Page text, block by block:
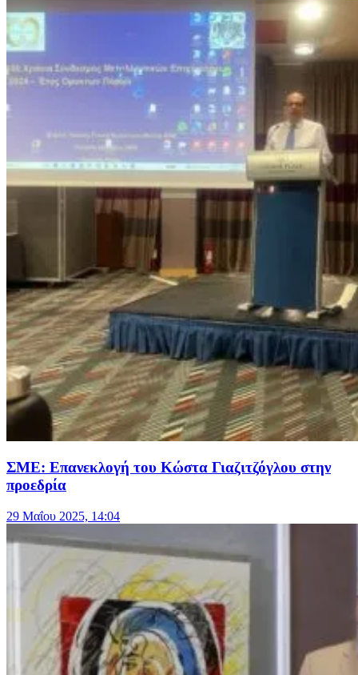
ΣΜΕ: Επανεκλογή του Κώστα Γιαζιτζόγλου στην
προεδρία
29 Μαΐου 2025, 14:04